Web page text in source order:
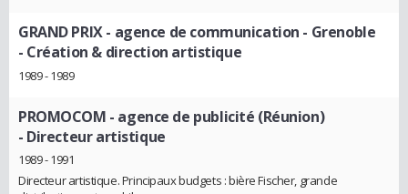
GRAND PRIX - agence de communication - Grenoble
- Création & direction artistique
1989 - 1989
PROMOCOM - agence de publicité (Réunion)
- Directeur artistique
1989 - 1991
Directeur artistique. Principaux budgets : bière Fischer, grande